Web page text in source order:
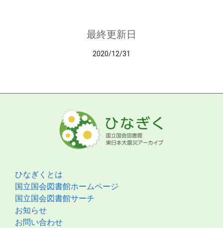
最終更新日
2020/12/31
ひなぎくとは
国立国会図書館ホームページ
国立国会図書館サーチ
お知らせ
お問い合わせ